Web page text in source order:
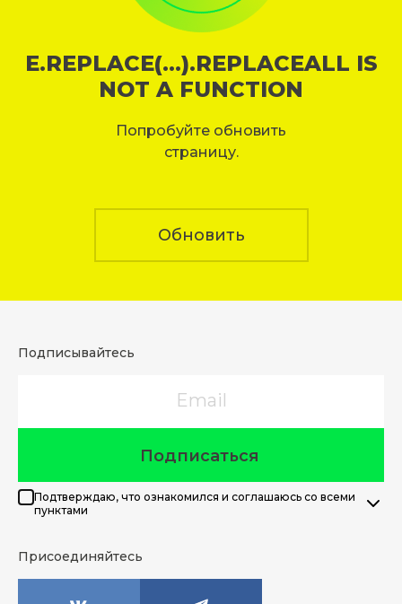
E.REPLACE(...).REPLACEALL IS
NOT A FUNCTION
Попробуйте обновить
страницу.
Обновить
Подписывайтесь
Подписаться
Подтверждаю, что ознакомился и соглашаюсь со всеми
пунктами
Присоединяйтесь